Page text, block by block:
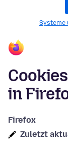
Systeme
in
Firefox
Zuletzt